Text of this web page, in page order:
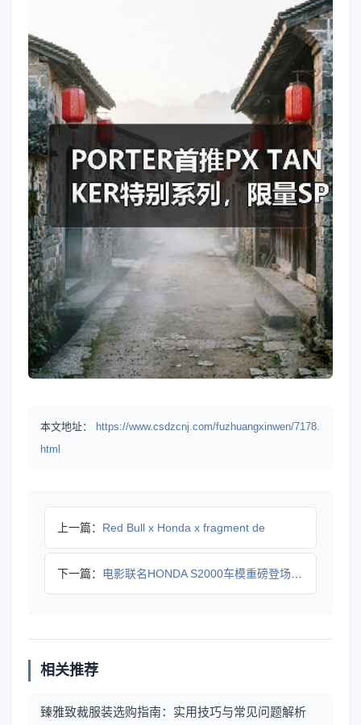
本文地址：
https://www.csdzcnj.com/fuzhuangxinwen/7178.
html
上一篇： Red Bull x Honda x fragment de
下一篇： 电影联名HONDA S2000车模重磅登场，限量收藏价值高
相关推荐
臻雅致裁服装选购指南：实用技巧与常见问题解析